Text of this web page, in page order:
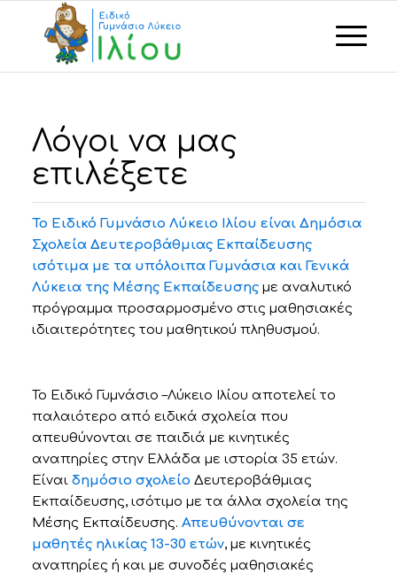
Λόγοι να μας
επιλέξετε
Το Ειδικό Γυμνάσιο Λύκειο Ιλίου είναι Δημόσια
Σχολεία Δευτεροβάθμιας Εκπαίδευσης
ισότιμα με τα υπόλοιπα Γυμνάσια και Γενικά
Λύκεια της Μέσης Εκπαίδευσηςμε αναλυτικό
πρόγραμμα προσαρμοσμένο στις μαθησιακές
ιδιαιτερότητες του μαθητικού πληθυσμού.
Το Ειδικό Γυμνάσιο –Λύκειο Ιλίου αποτελεί το
παλαιότερο από ειδικά σχολεία που
απευθύνονται σε παιδιά με κινητικές
αναπηρίες στην Ελλάδα με ιστορία 35 ετών.
Είναι δημόσιο σχολείο Δευτεροβάθμιας
Εκπαίδευσης, ισότιμο με τα άλλα σχολεία της
Μέσης Εκπαίδευσης. Απευθύνονται σε
μαθητές ηλικίας 13-30 ετών, με κινητικές
αναπηρίες ή και με συνοδές μαθησιακές